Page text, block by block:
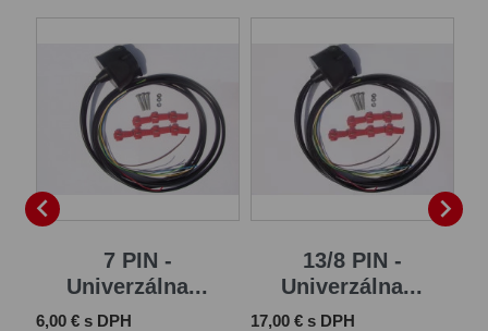

7 PIN -
Univerzálna...
Cena
6,00 € s DPH
13/8 PIN -
Univerzálna...
Cena
17,00 € s DPH
